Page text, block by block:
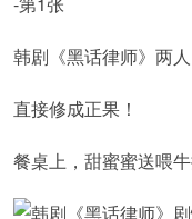
韩剧《黑话律师》两
直接修成正果！
餐桌上，甜蜜蜜送喂牛